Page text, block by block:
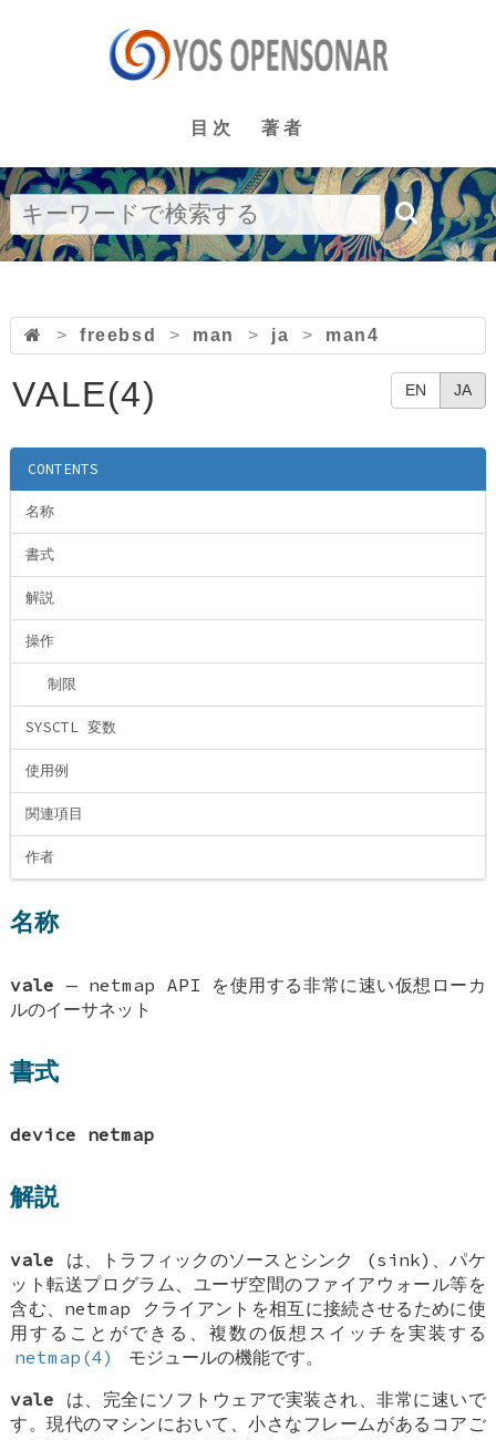
目次 著者
> freebsd > man > ja > man4
EN JA
VALE(4)
CONTENTS
名称
書式
解説
操作
制限
SYSCTL 変数
使用例
関連項目
作者
名称
vale — netmap API を使用する非常に速い仮想ローカ
ルのイーサネット
書式
device netmap
解説
vale は、トラフィックのソースとシンク (sink)、パケ
ット転送プログラム、ユーザ空間のファイアウォール等を
含む、netmap クライアントを相互に接続させるために使
用することができる、複数の仮想スイッチを実装する
netmap(4)
モジュールの機能です。
vale は、完全にソフトウェアで実装され、非常に速いで
す。現代のマシンにおいて、小さなフレームがあるコアご